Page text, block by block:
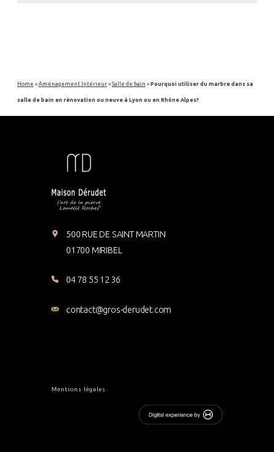
Home » Aménagement Intérieur » Salle de bain » Pourquoi utiliser du marbre dans sa
salle de bain en rénovation ou neuve à Lyon ou en Rhône Alpes?
500 RUE DE SAINT MARTIN
01700 MIRIBEL
04 78 55 12 36
contact@gros-derudet.com
Mentions légales